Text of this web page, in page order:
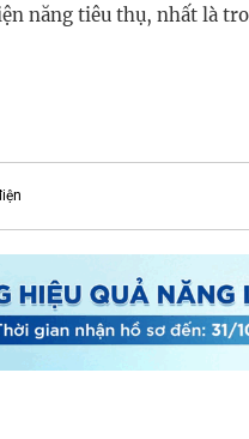
năng tiêu thụ, nhất là